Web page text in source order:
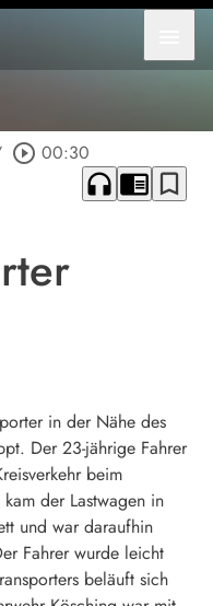
play_circle_outline 00:30
headphones chrome_reader_mode bookmark_border
in der Nähe des
Der 23-jährige Fahrer
beim
der Lastwagen in
und war daraufhin
Fahrer wurde leicht
beläuft sich